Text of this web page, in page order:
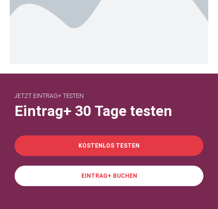
JETZT EINTRAG+ TESTEN
Eintrag+ 30 Tage testen
KOSTENLOS TESTEN
EINTRAG+ BUCHEN